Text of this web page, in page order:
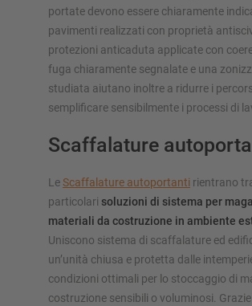
portate devono essere chiaramente
pavimenti realizzati con proprietà
protezioni anticaduta applicate con
fuga chiaramente segnalate e una
studiata aiutano inoltre a ridurre i
semplificare sensibilmente i processi di
Scaffalature
LeScaffalature autoportanti rientrano
particolari soluzioni di sistema per
materiali da costruzione in ambiente
Uniscono sistema di scaffalature ed
un’unità chiusa e protetta dalle
condizioni ottimali per lo stoccaggio di
costruzione sensibili o voluminosi.